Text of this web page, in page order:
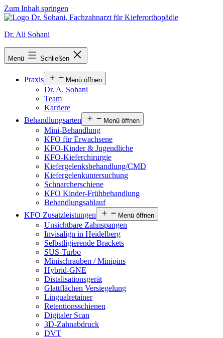
Zum Inhalt springen
Dr. Ali Sohani
Menü Schließen
Praxis Menü öffnen
Dr. A. Sohani
Team
Karriere
Behandlungsarten
Menü öffnen
Mini-Behandlung
KFO für Erwachsene
KFO-Kinder & Jugendliche
KFO-Kieferchirurgie
Kiefergelenksbehandlung/CMD
Kiefergelenkuntersuchung
Schnarcherschiene
KFO Kinder-Frühbehandlung
Behandlungsablauf
KFO Zusatzleistungen
Menü öffnen
Unsichtbare Zahnspangen
Invisalign in Heidelberg
Selbstligierende Brackets
SUS-Turbo
Minischrauben / Minipins
Hybrid-GNE
Distalisationsgerät
Glattflächen Versiegelung
Lingualretainer
Retentionsschienen
Digitaler Scan
3D-Zahnabdruck
DVT